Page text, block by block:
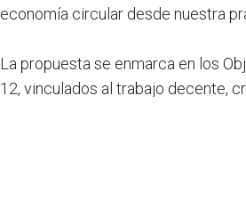
economía circular desde nuestra
La propuesta se enmarca en los
12, vinculados al trabajo decente,